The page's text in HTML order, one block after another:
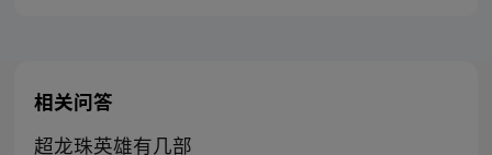
相关问答
超龙珠英雄有几部